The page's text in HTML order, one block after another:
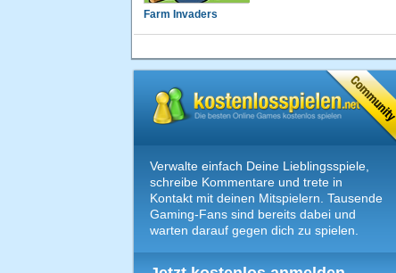
Farm Invaders
Verwalte einfach Deine Lieblingsspiele,
schreibe Kommentare und trete in
Kontakt mit deinen Mitspielern. Tausende
Gaming-Fans sind bereits dabei und
warten darauf gegen dich zu spielen.